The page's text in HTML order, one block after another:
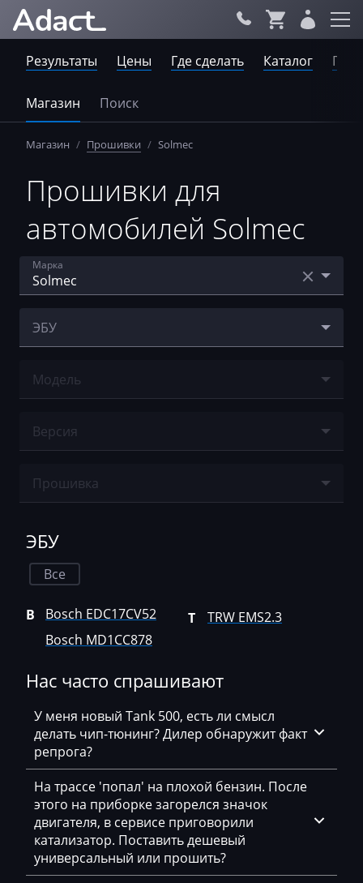
Результаты Цены Где сделать Каталог
Магазин Поиск
Магазин / Прошивки / Solmec
Прошивки для
автомобилей Solmec
Марка
Agco
Agrifac
Albach
Atlas
Audi
Ausa
AVR
BAIC
Bajaj
Basak
Bauer
BAW
Belgee
ЭБУ
TRW EMS2.3
Модель
Версия
Прошивка
ЭБУ
Все
B
Bosch EDC17CV52
Bosch MD1CC878
T TRW EMS2.3
Нас часто спрашивают
У меня новый Tank 500, есть ли смысл
делать чип-тюнинг? Дилер обнаружит факт
репрога?
На трассе 'попал' на плохой бензин. После
этого на приборке загорелся значок
двигателя, в сервисе приговорили
катализатор. Поставить дешевый
универсальный или прошить?